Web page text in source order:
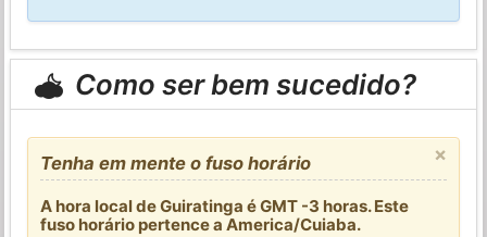
Como ser bem sucedido?
×
Tenha em mente o fuso horário
A hora local de Guiratinga é GMT -3 horas. Este
fuso horário pertence a America/Cuiaba.